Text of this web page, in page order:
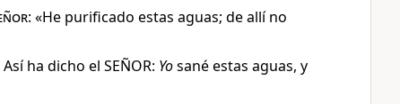
: «He purificado estas aguas; de allí no
ha dicho el SEÑOR: Yosané estas aguas, y